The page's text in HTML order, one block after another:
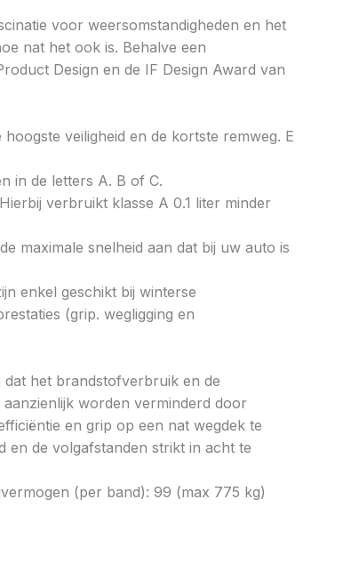
voor weersomstandigheden en het
nat het ook is. Behalve een
Design en de IF Design Award van
veiligheid en de kortste remweg. E
in de letters A. B of C.
verbruikt klasse A 0.1 liter minder
maximale snelheid aan dat bij uw auto is
enkel geschikt bij winterse
(grip. wegligging en
het brandstofverbruik en de
worden verminderd door
en grip op een nat wegdek te
en de volgafstanden strikt in acht te
(per band): 99 (max 775 kg)